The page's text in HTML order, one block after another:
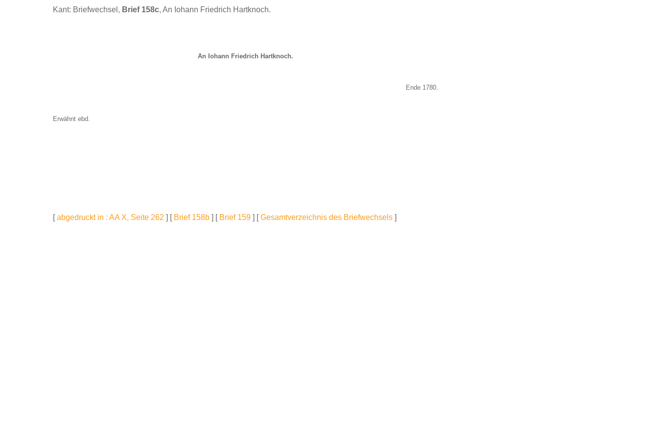
Kant: Briefwechsel, Brief 158c, An Iohann Friedrich Hartknoch.
An Iohann Friedrich Hartknoch.
Ende 1780.
Erwähnt ebd.
[abgedruckt in : AA X, Seite 262 ] [ Brief 158b ] [ Brief 159 ] [Gesamtverzeichnis des Briefwechsels ]